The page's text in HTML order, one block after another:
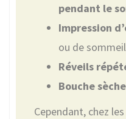
pendant le
Impression
ou de
Réveils
Bouche
Cependant, chez